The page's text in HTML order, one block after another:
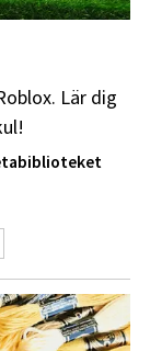
Lär dig